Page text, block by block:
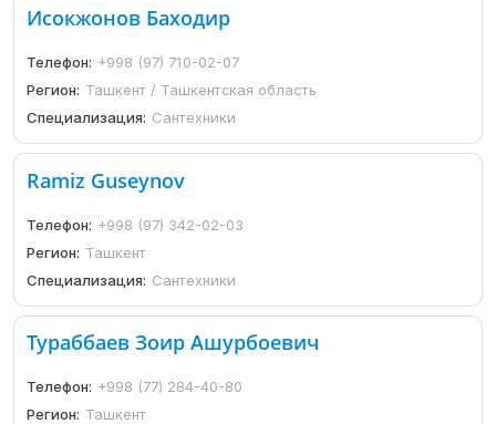
Исокжонов Баходир
Телефон: +998 (97) 710-02-07
Регион: Ташкент / Ташкентская область
Специализация: Сантехники
Ramiz Guseynov
Телефон: +998 (97) 342-02-03
Регион: Ташкент
Специализация: Сантехники
Тураббаев Зоир Ашурбоевич
Телефон: +998 (77) 284-40-80
Регион: Ташкент